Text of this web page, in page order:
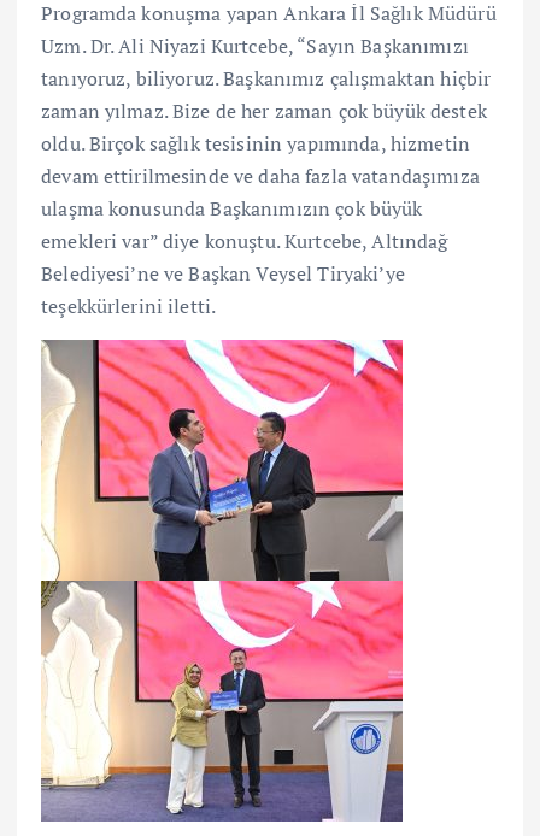
Programda konuşma yapan Ankara İl Sağlık Müdürü
Uzm. Dr. Ali Niyazi Kurtcebe, “Sayın Başkanımızı
tanıyoruz, biliyoruz. Başkanımız çalışmaktan hiçbir
zaman yılmaz. Bize de her zaman çok büyük destek
oldu. Birçok sağlık tesisinin yapımında, hizmetin
devam ettirilmesinde ve daha fazla vatandaşımıza
ulaşma konusunda Başkanımızın çok büyük
emekleri var” diye konuştu. Kurtcebe, Altındağ
Belediyesi’ne ve Başkan Veysel Tiryaki’ye
teşekkürlerini iletti.